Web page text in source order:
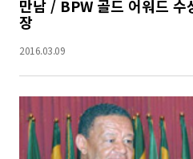
만남 / BPW 골드 어워드 수
장
2016.03.09